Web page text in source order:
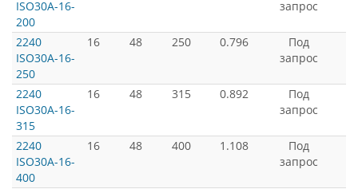
ISO30A-16-
200
запрос
2240
ISO30A-16-
250
16 48 250 0.796
Под
запрос
2240
ISO30A-16-
315
16 48 315 0.892
Под
запрос
2240
ISO30A-16-
400
16 48 400 1.108
Под
запрос